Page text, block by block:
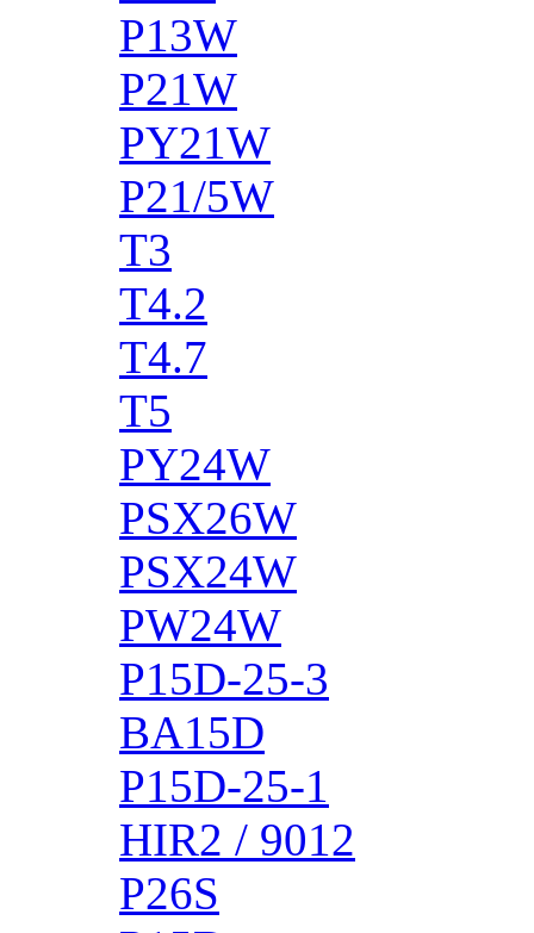
P13W
P21W
PY21W
P21/5W
T3
T4.2
T4.7
T5
PY24W
PSX26W
PSX24W
PW24W
P15D-25-3
BA15D
P15D-25-1
HIR2 / 9012
P26S